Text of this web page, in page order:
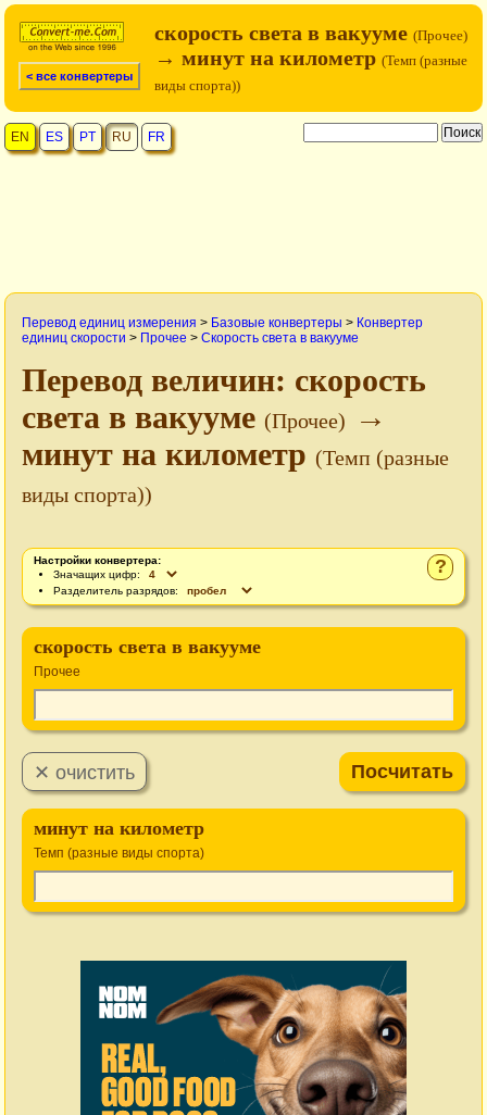
< все конвертеры
скорость света в вакууме (Прочее)
→ минут на километр (Темп (разные
виды спорта))
EN ES PT RU FR
Перевод единиц измерения > Базовые конвертеры > Конвертер
единиц скорости > Прочее > Скорость света в вакууме
Перевод величин: скорость
света в вакууме (Прочее)
→
минут на километр (Темп (разные
виды спорта))
?
Настройки конвертера:
Значащих цифр:
Разделитель разрядов:
скорость света в вакууме
Прочее
минут на километр
Темп (разные виды спорта)